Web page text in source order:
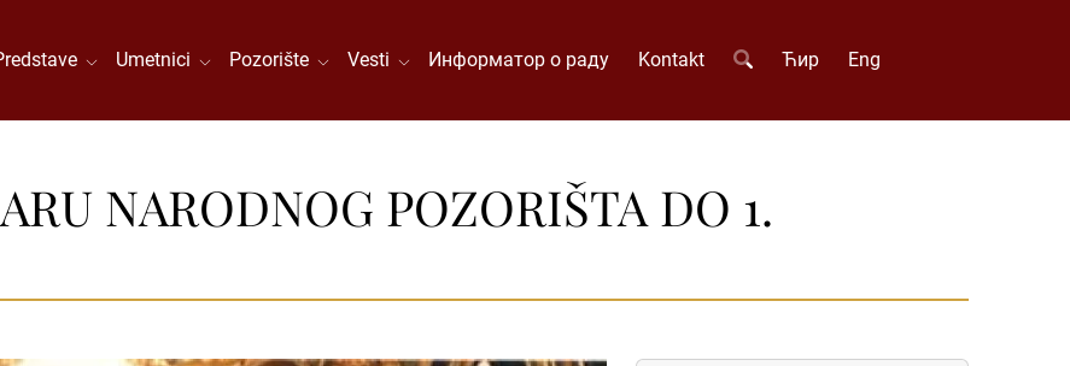
Umetnici Pozorište Vesti Информатор о раду Kontakt Ћир Eng
NARODNOG POZORIŠTA DO 1.